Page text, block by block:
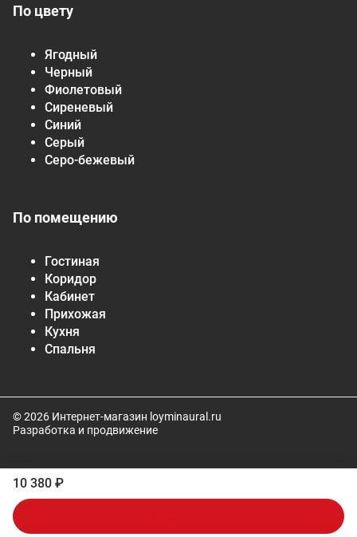
10 380 ₽
По цвету
Ягодный
Черный
Фиолетовый
Сиреневый
Синий
Серый
Серо-бежевый
По помещению
Гостиная
Коридор
Кабинет
Прихожая
Кухня
Спальня
© 2026 Интернет-магазин loyminaural.ru
Разработка и продвижение